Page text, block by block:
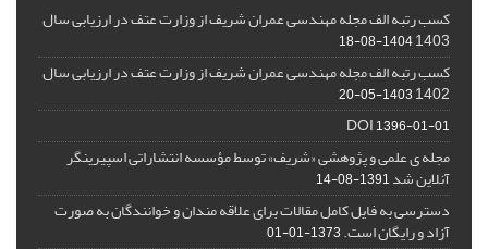
کسب رتبه الف مجله مهندسی عمران شریف از وزارت عتف در ارزیابی سال
1403
1404-08-18
کسب رتبه الف مجله مهندسی عمران شریف از وزارت عتف در ارزیابی سال
1402
1403-05-20
DOI1396-01-01
مجله ی علمی و پژوهشی «شریف» توسط مؤسسه انتشاراتی اسپیرینگر
آنلاین شد1391-08-14
دسترسی به فایل کامل مقالات برای علاقه مندان و خوانندگان به صورت
آزاد و رایگان است.1373-01-01